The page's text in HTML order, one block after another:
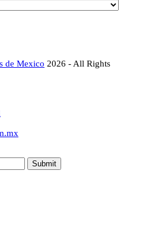
de Mexico 2026 - All Rights
Submit